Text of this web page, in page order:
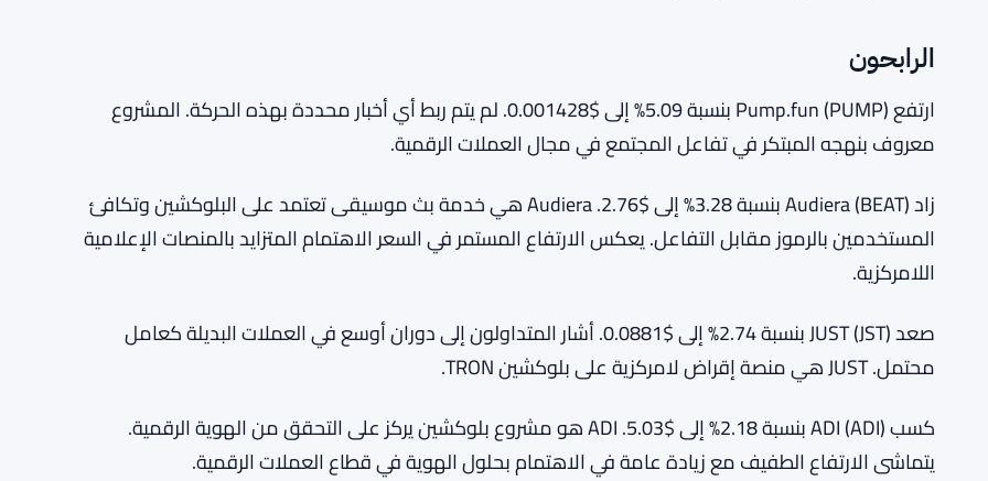
الرابحون
ارتفع Pump.fun (PUMP) بنسبة 5.09% إلى $0.001428. لم يتم ربط أي أخبار محددة بهذه الحركة. المشروع
معروف بنهجه المبتكر في تفاعل المجتمع في مجال العملات الرقمية.
زاد Audiera (BEAT) بنسبة 3.28% إلى $2.76. Audiera هي خدمة بث موسيقى تعتمد على البلوكشين وتكافئ
المستخدمين بالرموز مقابل التفاعل. يعكس الارتفاع المستمر في السعر الاهتمام المتزايد بالمنصات الإعلامية
اللامركزية.
صعد JUST (JST) بنسبة 2.74% إلى $0.0881. أشار المتداولون إلى دوران أوسع في العملات البديلة كعامل
محتمل. JUST هي منصة إقراض لامركزية على بلوكشين TRON.
كسب ADI (ADI) بنسبة 2.18% إلى $5.03. ADI هو مشروع بلوكشين يركز على التحقق من الهوية الرقمية.
يتماشى الارتفاع الطفيف مع زيادة عامة في الاهتمام بحلول الهوية في قطاع العملات الرقمية.